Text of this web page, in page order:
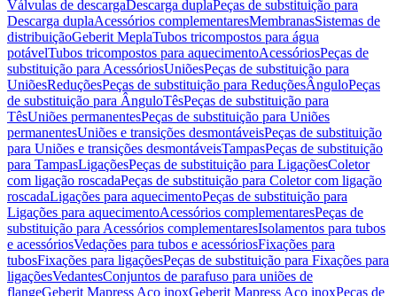
Válvulas de descargaDescarga duplaPeças de substituição para
Descarga duplaAcessórios complementaresMembranasSistemas de
distribuiçãoGeberit MeplaTubos tricompostos para água
potávelTubos tricompostos para aquecimentoAcessóriosPeças de
substituição para AcessóriosUniõesPeças de substituição para
UniõesReduçõesPeças de substituição para ReduçõesÂnguloPeças
de substituição para ÂnguloTêsPeças de substituição para
TêsUniões permanentesPeças de substituição para Uniões
permanentesUniões e transições desmontáveisPeças de substituição
para Uniões e transições desmontáveisTampasPeças de substituição
para TampasLigaçõesPeças de substituição para LigaçõesColetor
com ligação roscadaPeças de substituição para Coletor com ligação
roscadaLigações para aquecimentoPeças de substituição para
Ligações para aquecimentoAcessórios complementaresPeças de
substituição para Acessórios complementaresIsolamentos para tubos
e acessóriosVedações para tubos e acessóriosFixações para
tubosFixações para ligaçõesPeças de substituição para Fixações para
ligaçõesVedantesConjuntos de parafuso para uniões de
flangeGeberit Mapress Aço inoxGeberit Mapress Aço inoxPeças de